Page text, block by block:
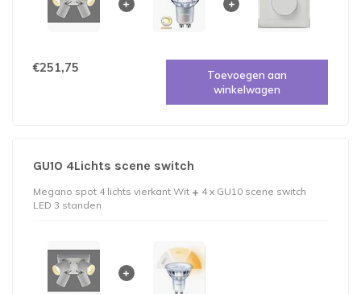
€251,75
Toevoegen aan
winkelwagen
GU10 4Lichts scene switch
Megano spot 4 lichts vierkant Wit
4 x GU10 scene switch
LED 3 standen